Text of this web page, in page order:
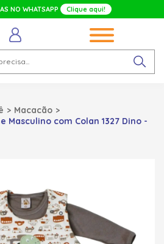
NO WHATSAPP Clique aqui!
Macacão
Masculino com Colan 1327 Dino -